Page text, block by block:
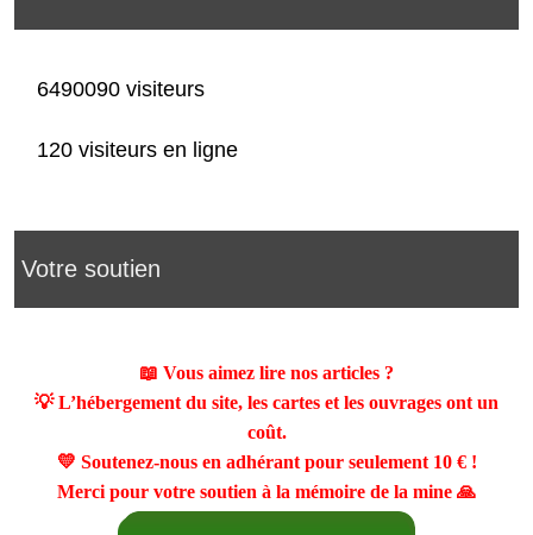
6490090 visiteurs
120 visiteurs en ligne
Votre soutien
📖 Vous aimez lire nos articles ?
💡 L’hébergement du site, les cartes et les ouvrages ont un
coût.
💛 Soutenez-nous en adhérant pour seulement 10 €!
Merci pour votre soutien à la mémoire de la mine 🙏